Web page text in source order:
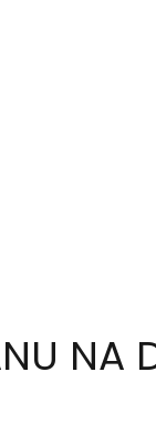
NA